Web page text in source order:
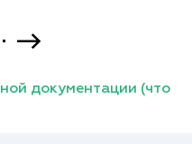
документации (что